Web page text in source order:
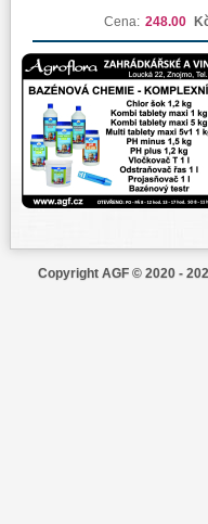
Cena: 248.00
Copyright AGF © 2020 -